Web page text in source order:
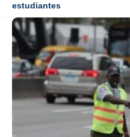
estudiantes